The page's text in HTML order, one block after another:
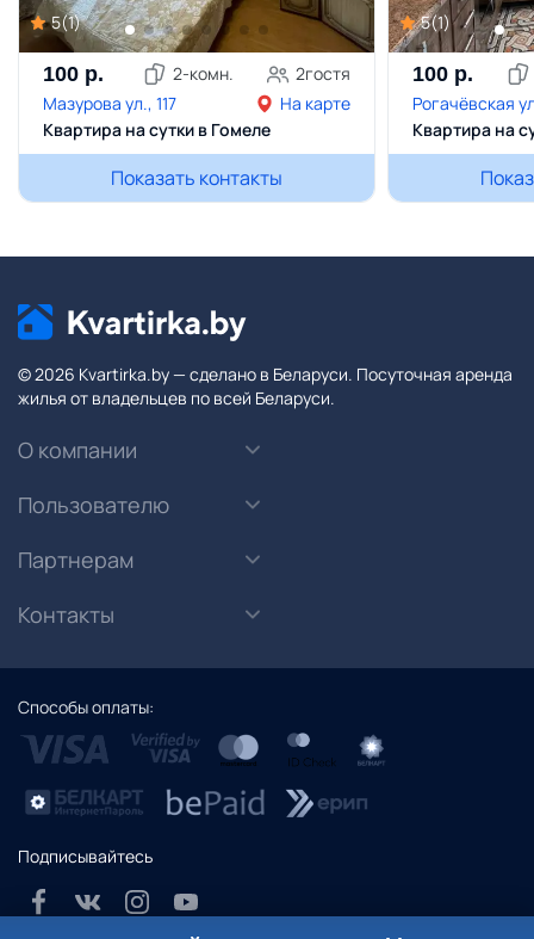
5(1)
100 р. 2-комн. 2гостя
Мазурова ул., 117
На карте
Квартира на сутки в Гомеле
Показать контакты
5(1)
100 р.
Рогачёвская
Квартира на
© 2026 Kvartirka.by — сделано в Беларуси. Посуточная аренда
жилья от владельцев по всей Беларуси.
О компании
Пользователю
Партнерам
Контакты
Способы оплаты:
Подписывайтесь